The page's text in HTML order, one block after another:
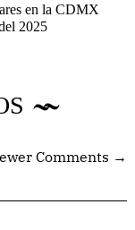
en la CDMX
2025
Comments →